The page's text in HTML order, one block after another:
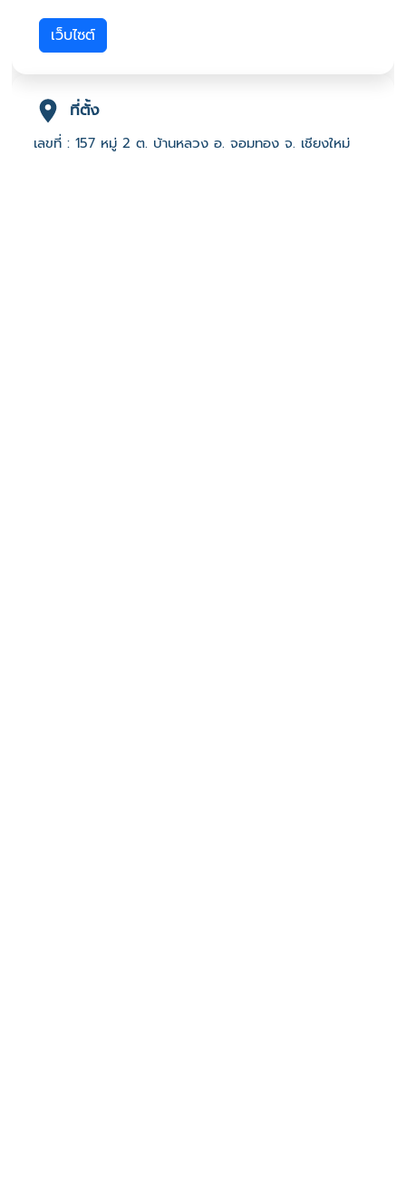
เว็บไซต์
ที่ตั้ง
เลขที่ : 157 หมู่ 2 ต. บ้านหลวง อ. จอมทอง จ. เชียงใหม่